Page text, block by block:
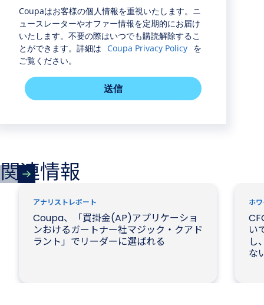
Coupaはお客様の個人情報を重視いたします。ニ
ュースレーターやオファー情報を定期的にお届け
いたします。不要の際はいつでも購読解除するこ
とができます。詳細は Coupa Privacy Policy を
ご覧ください。
送信
関連情報
アナリストレポート
Coupa、「買掛金(AP)アプリケーショ
ンおけるガートナー社マジック・クアド
ラント」でリーダーに選ばれる
ホ
い
し
な